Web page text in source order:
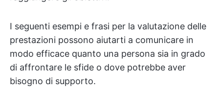
I seguenti esempi e frasi per la valutazione delle
prestazioni possono aiutarti a comunicare in
modo efficace quanto una persona sia in grado
di affrontare le sfide o dove potrebbe aver
bisogno di supporto.